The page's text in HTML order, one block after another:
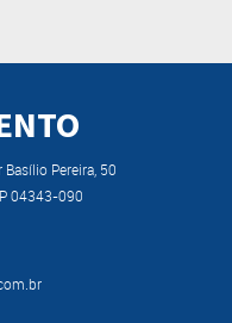
Pereira, 50
04343-090